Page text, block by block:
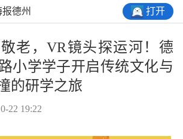
报德州 打开
老，VR镜头探运河！德
小学学子开启传统文化与
的研学之旅
22 19:22